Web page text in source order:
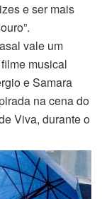
e ser mais
vale um
musical
e Samara
na cena do
Viva, durante o